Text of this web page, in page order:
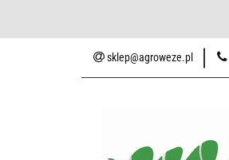
sklep@agroweze.pl